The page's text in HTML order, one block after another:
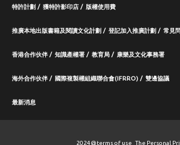
特許計劃 獲特許影印店 版權使用費
推廣本地出版書籍及閱讀文化計劃 登記加入推廣計劃 常見
香港合作伙伴 知識產權署 教育局 康樂及文化事務署
海外合作伙伴 國際複製權組織聯合會(IFRRO) 雙邊協議
最新消息
2024@terms of use The Personal